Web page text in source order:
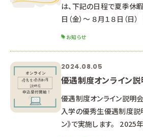
は、下記の日程で夏季休
日（金）～ ８月１８日（日
ンパス申し込み LINEでの
パス申し込み 返信が遅く
が、ご了承ください。 夏休
オー
お知らせ
2024.08.05
優遇制度オンライン
優遇制度オンライン説明
入学の優秀生優遇制度説
ン》で実施します。